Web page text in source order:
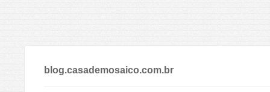
blog.casademosaico.com.br